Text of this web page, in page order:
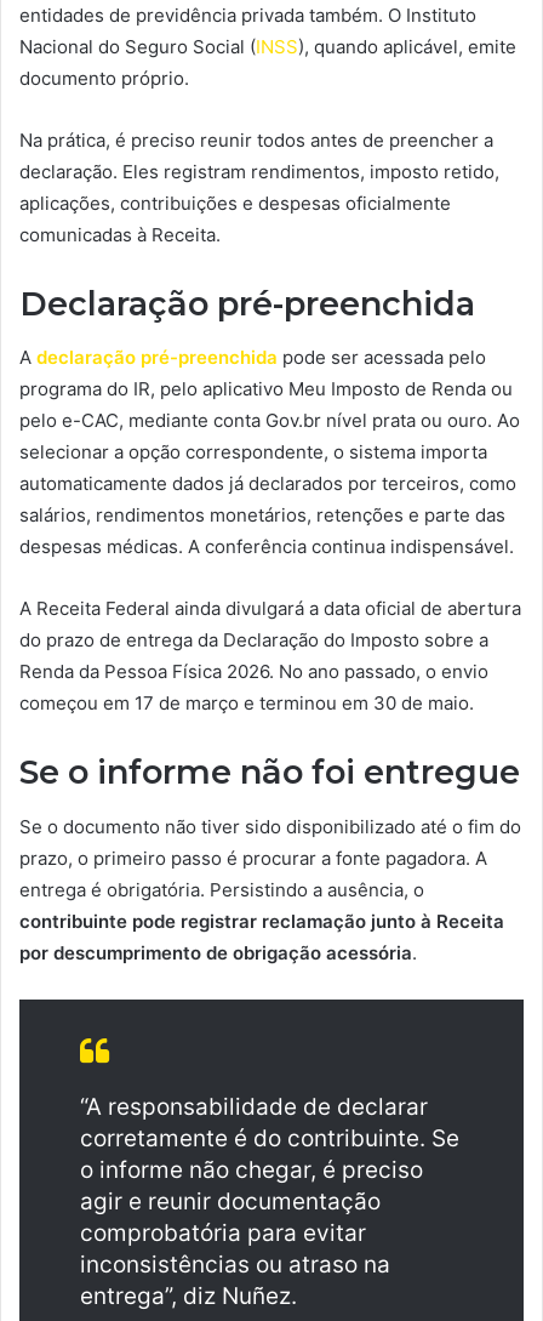
entidades de previdência privada também. O Instituto
Nacional do Seguro Social (INSS), quando aplicável, emite
documento próprio.
Na prática, é preciso reunir todos antes de preencher a
declaração. Eles registram rendimentos, imposto retido,
aplicações, contribuições e despesas oficialmente
comunicadas à Receita.
Declaração pré-preenchida
A declaração pré-preenchida pode ser acessada pelo
programa do IR, pelo aplicativo Meu Imposto de Renda ou
pelo e-CAC, mediante conta Gov.br nível prata ou ouro. Ao
selecionar a opção correspondente, o sistema importa
automaticamente dados já declarados por terceiros, como
salários, rendimentos monetários, retenções e parte das
despesas médicas. A conferência continua indispensável.
A Receita Federal ainda divulgará a data oficial de abertura
do prazo de entrega da Declaração do Imposto sobre a
Renda da Pessoa Física 2026. No ano passado, o envio
começou em 17 de março e terminou em 30 de maio.
Se o informe não foi entregue
Se o documento não tiver sido disponibilizado até o fim do
prazo, o primeiro passo é procurar a fonte pagadora. A
entrega é obrigatória. Persistindo a ausência, o
contribuinte pode registrar reclamação junto à Receita
por descumprimento de obrigação acessória.
“A responsabilidade de declarar
corretamente é do contribuinte. Se
o informe não chegar, é preciso
agir e reunir documentação
comprobatória para evitar
inconsistências ou atraso na
entrega”, diz Nuñez.